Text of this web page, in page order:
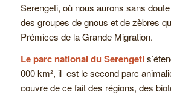
Serengeti, où nous aurons sans
des groupes de gnous et de zèbres
Prémices de la Grande Migration.
Le parc national du Serengeti
000 km², il est le second parc
couvre de ce fait des régions, des